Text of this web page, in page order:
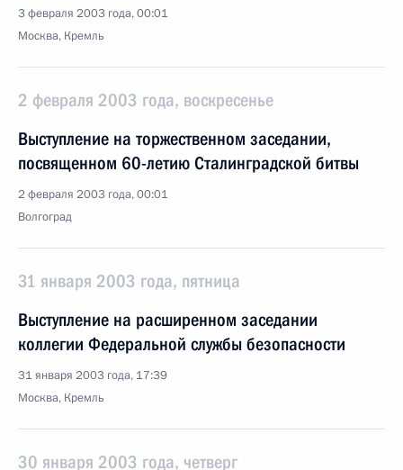
3 февраля 2003 года, 00:01
Москва, Кремль
2 февраля 2003 года, воскресенье
Выступление на торжественном заседании,
посвященном 60-летию Сталинградской битвы
2 февраля 2003 года, 00:01
Волгоград
31 января 2003 года, пятница
Выступление на расширенном заседании
коллегии Федеральной службы безопасности
31 января 2003 года, 17:39
Москва, Кремль
30 января 2003 года, четверг